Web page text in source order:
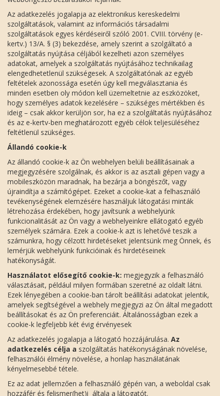
Az adatkezelés jogalapja az elektronikus kereskedelmi
szolgáltatások, valamint az információs társadalmi
szolgáltatások egyes kérdéseiről szóló 2001. CVIII. törvény (e-
kertv.) 13/A. § (3) bekezdése, amely szerint a szolgáltató a
szolgáltatás nyújtása céljából kezelheti azon személyes
adatokat, amelyek a szolgáltatás nyújtásához technikailag
elengedhetetlenül szükségesek. A szolgáltatónak az egyéb
feltételek azonossága esetén úgy kell megválasztania és
minden esetben oly módon kell üzemeltetnie az eszközöket,
hogy személyes adatok kezelésére – szükséges mértékben és
ideig – csak akkor kerüljön sor, ha ez a szolgáltatás nyújtásához
és az e-kertv-ben meghatározott egyéb célok teljesüléséhez
feltétlenül szükséges.
Állandó cookie-k
Az állandó cookie-k az Ön webhelyen belüli beállításainak a
megjegyzésére szolgálnak, és akkor is az asztali gépen vagy a
mobileszközön maradnak, ha bezárja a böngészőt, vagy
újraindítja a számítógépet. Ezeket a cookie-kat a felhasználó
tevékenységének elemzésére használjuk látogatási minták
létrehozása érdekében, hogy javítsunk a webhelyünk
funkcionalitását az Ön vagy a webhelyeinkre ellátogató egyéb
személyek számára. Ezek a cookie-k azt is lehetővé teszik a
számunkra, hogy célzott hirdetéseket jelentsünk meg Önnek, és
lemérjük webhelyünk funkcióinak és hirdetéseinek
hatékonyságát.
Használatot elősegítő cookie-k: megjegyzik a felhasználó
választásait, például milyen formában szeretné az oldalt látni.
Ezek lényegében a cookie-ban tárolt beállítási adatokat jelentik,
amelyek segítségével a webhely megjegyzi az Ön által megadott
beállításokat és az Ön preferenciáit. Általánosságban ezek a
cookie-k legfeljebb két évig érvényesek
Az adatkezelés jogalapja a látogató hozzájárulása. Az
adatkezelés célja a szolgáltatás hatékonyságának növelése,
felhasználói élmény növelése, a honlap használatának
kényelmesebbé tétele.
Ez az adat jellemzően a felhasználó gépén van, a weboldal csak
hozzáfér és felismer(het)i általa a látogatót.